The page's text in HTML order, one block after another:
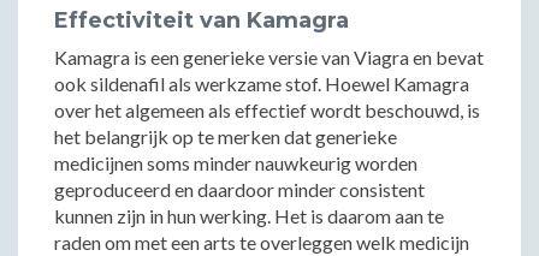
Effectiviteit van Kamagra
Kamagra is een generieke versie van Viagra en bevat
ook sildenafil als werkzame stof. Hoewel Kamagra
over het algemeen als effectief wordt beschouwd, is
het belangrijk op te merken dat generieke
medicijnen soms minder nauwkeurig worden
geproduceerd en daardoor minder consistent
kunnen zijn in hun werking. Het is daarom aan te
raden om met een arts te overleggen welk medicijn